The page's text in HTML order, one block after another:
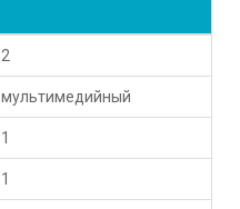
2
мультимедийный
1
1